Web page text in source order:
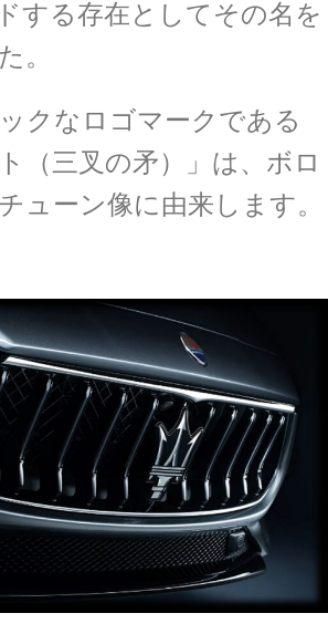
する存在としてその名を
。
クなロゴマークである
（三叉の矛）」は、ボロ
ューン像に由来します。